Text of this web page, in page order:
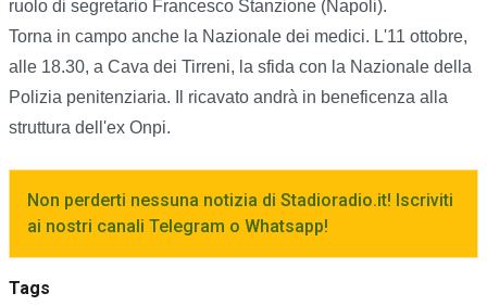
ruolo di segretario Francesco Stanzione (Napoli).
Torna in campo anche la Nazionale dei medici. L'11 ottobre,
alle 18.30, a Cava dei Tirreni, la sfida con la Nazionale della
Polizia penitenziaria. Il ricavato andrà in beneficenza alla
struttura dell'ex Onpi.
Non perderti nessuna notizia di Stadioradio.it! Iscriviti
ai nostri canali Telegram o Whatsapp!
Tags